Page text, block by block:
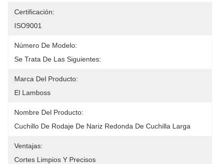
Certificación:
ISO9001
Número De Modelo:
Se Trata De Las Siguientes:
Marca Del Producto:
El Lamboss
Nombre Del Producto:
Cuchillo De Rodaje De Nariz Redonda De Cuchilla Larga
Ventajas:
Cortes Limpios Y Precisos